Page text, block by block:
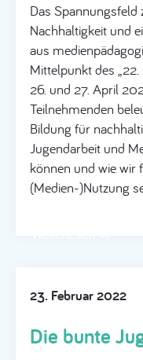
Das Spannungsfeld
Nachhaltigkeit und
aus
Mittelpunkt des
26. und 27. April
Teilnehmenden
Bildung für
Jugendarbeit und
können und wie wir
(Medien-)Nutzung
23. Februar 2022
Die bunte